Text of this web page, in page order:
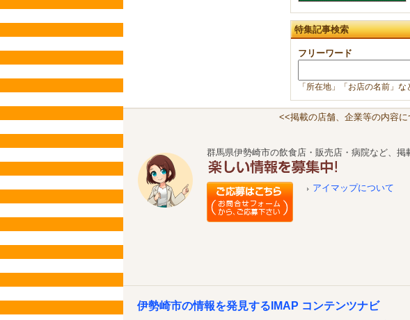
特集記事検索
フリーワード
「所在地」「お店の名前」
<<掲載の店舗、企業等の内容
群馬県伊勢崎市の飲食店・販売店・病院など、掲
アイマップについて
伊勢崎市の情報を発見するIMAP コンテンツナビ